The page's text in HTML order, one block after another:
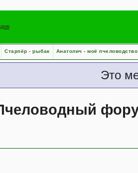
Старпёр - рыбак Анатолич - моё пчеловодство
Это